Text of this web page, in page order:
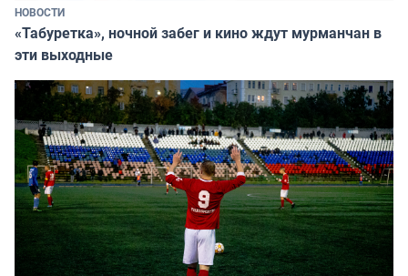
НОВОСТИ
«Табуретка», ночной забег и кино ждут мурманчан в
эти выходные